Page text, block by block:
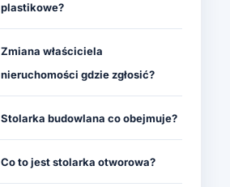
plastikowe?
Zmiana właściciela
nieruchomości gdzie zgłosić?
Stolarka budowlana co obejmuje?
Co to jest stolarka otworowa?